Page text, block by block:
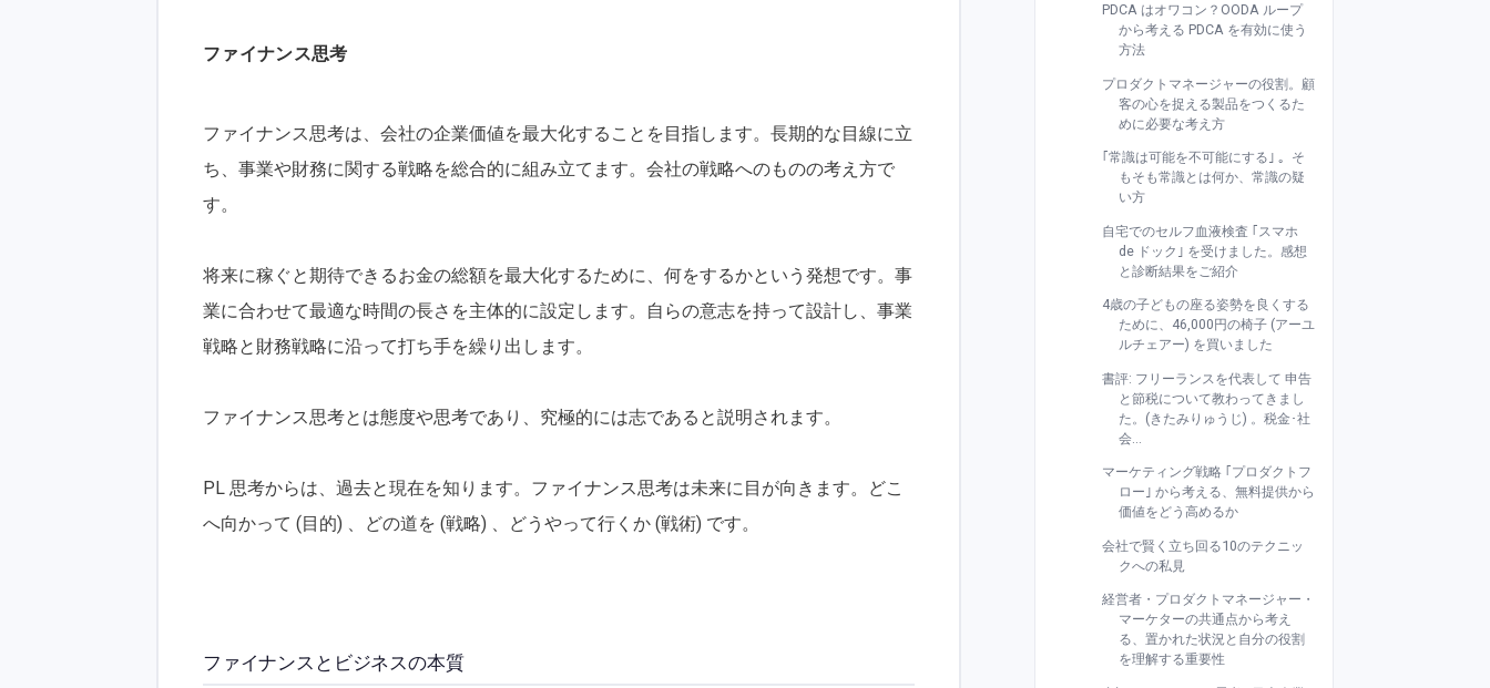
ファイナンス思考
ファイナンス思考は、会社の企業価値を最大化することを目指します。長期的な目線に立
ち、事業や財務に関する戦略を総合的に組み立てます。会社の戦略へのものの考え方で
す。
将来に稼ぐと期待できるお金の総額を最大化するために、何をするかという発想です。事
業に合わせて最適な時間の長さを主体的に設定します。自らの意志を持って設計し、事業
戦略と財務戦略に沿って打ち手を繰り出します。
ファイナンス思考とは態度や思考であり、究極的には志であると説明されます。
PL 思考からは、過去と現在を知ります。ファイナンス思考は未来に目が向きます。どこ
へ向かって (目的) 、どの道を (戦略) 、どうやって行くか (戦術) です。
ファイナンスとビジネスの本質
PDCA はオワコン？OODA ループ
から考える PDCA を有効に使う
方法
プロダクトマネージャーの役割。顧
客の心を捉える製品をつくるた
めに必要な考え方
｢常識は可能を不可能にする｣ 。そ
もそも常識とは何か、常識の疑
い方
自宅でのセルフ血液検査 ｢スマホ
de ドック｣ を受けました。感想
と診断結果をご紹介
4歳の子どもの座る姿勢を良くする
ために、46,000円の椅子 (アーユ
ルチェアー) を買いました
書評: フリーランスを代表して 申告
と節税について教わってきまし
た。(きたみりゅうじ) 。税金･社
会...
マーケティング戦略 ｢プロダクトフ
ロー｣ から考える、無料提供から
価値をどう高めるか
会社で賢く立ち回る10のテクニッ
クへの私見
経営者・プロダクトマネージャー・
マーケターの共通点から考え
る、置かれた状況と自分の役割
を理解する重要性